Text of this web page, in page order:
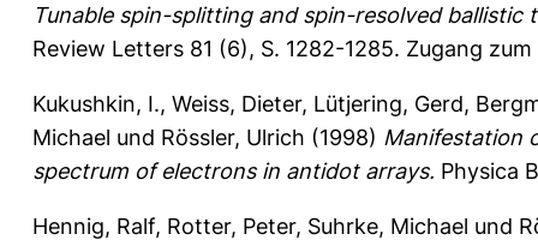
Tunable spin-splitting and spin-resolved ballistic
Review Letters 81 (6), S. 1282-1285. Zugang
Kukushkin, I., Weiss, Dieter, Lütjering, Gerd,
Michael und Rössler, Ulrich (1998) Manifestation
spectrum of electrons in antidot arrays. Physica
Hennig, Ralf, Rotter, Peter, Suhrke, Michael und